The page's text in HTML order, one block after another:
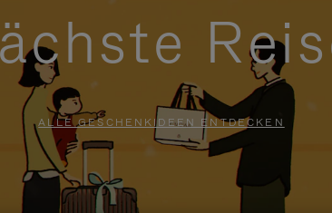
ALLE GESCHENKIDEEN ENTDECKEN